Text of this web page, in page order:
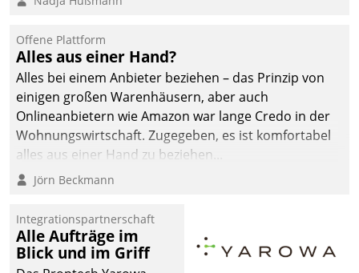
Offene Plattform
Alles aus einer Hand?
Alles bei einem Anbieter beziehen – das Prinzip von
einigen großen Warenhäusern, aber auch
Onlineanbietern wie Amazon war lange Credo in der
Wohnungswirtschaft. Zugegeben, es ist komfortabel
alles aus einer Hand zu beziehen...
Jörn Beckmann
Integrationspartnerschaft
Alle Aufträge im
Blick und im Griff